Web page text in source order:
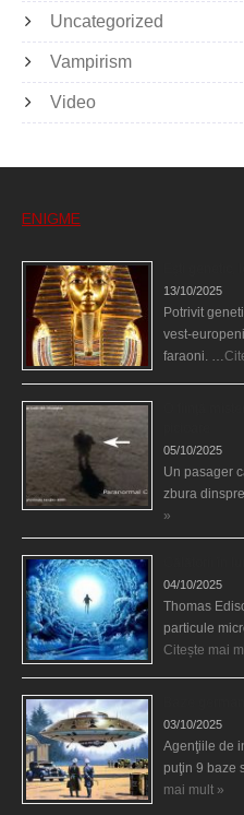
Uncategorized
Vampirism
Video
ENIGME
13/10/2025
Potrivit
vest-
faraoni. …
05/10/2025
Un pasager
zbura
»
04/10/2025
Thomas
particule
Citește mai
03/10/2025
Agenţiile de
puţin 9 baze
mai mult »